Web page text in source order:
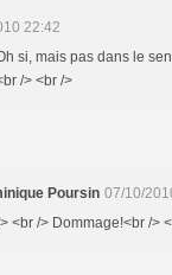
22:42
si, mais pas dans le
/> <br />
Poursin 07/10/
<br /> Dommage!<br />